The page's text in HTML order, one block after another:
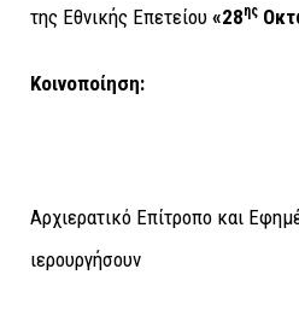
της Εθνικής Επετείου «28ης
Κοινοποίηση:
Αρχιερατικό Επίτροπο και
ιερουργήσουν